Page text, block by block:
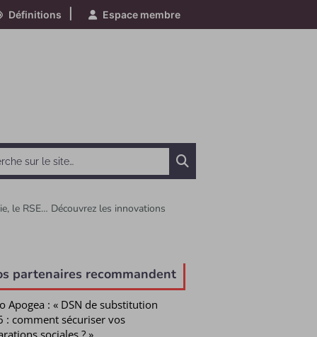
Définitions Espace membre
le RSE… Découvrez les innovations
partenaires recommandent
Apogea : « DSN de substitution
: comment sécuriser vos
sociales ? »